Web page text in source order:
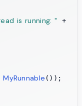
is running: " +
MyRunnable ());